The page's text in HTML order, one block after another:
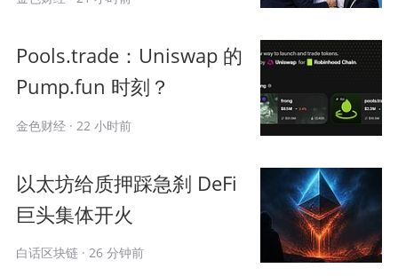
BTC市占率的上涨说明资金偏好BTC，例
如机构买入BTC的阶段。这种情况一般会
发生在牛市初期。因为此时的市场风险最
低，流动性好。当市场出现恐慌情绪时，
资金会从山寨币市场回流到BTC，寻求避
险。
BTC市占率的下降说明山寨币季节到来，
Pools.trade：Uniswap 的
Pump.fun 时刻？
金色财经 · 22 小时前
以太坊给质押踩急刹 DeFi
巨头集体开火
白话区块链 · 26 分钟前